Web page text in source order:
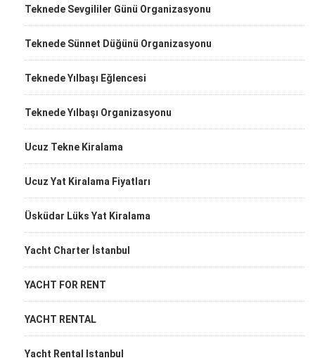
Teknede Sevgililer Günü Organizasyonu
Teknede Sünnet Düğünü Organizasyonu
Teknede Yılbaşı Eğlencesi
Teknede Yılbaşı Organizasyonu
Ucuz Tekne Kiralama
Ucuz Yat Kiralama Fiyatları
Üsküdar Lüks Yat Kiralama
Yacht Charter İstanbul
YACHT FOR RENT
YACHT RENTAL
Yacht Rental Istanbul